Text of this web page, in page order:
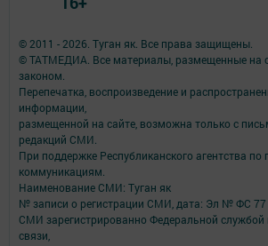
© 2011 - 2026. Туган як. Все права защищены.
© ТАТМЕДИА. Все материалы, размещенные на
законом.
Перепечатка, воспроизведение и
информации,
размещенной на сайте, возможна только с
редакций СМИ.
При поддержке Республиканского агентства
коммуникациям.
Наименование СМИ: Туган як
№ записи о регистрации СМИ, дата: Эл № ФС 77
СМИ зарегистрированно Федеральной службой
связи,